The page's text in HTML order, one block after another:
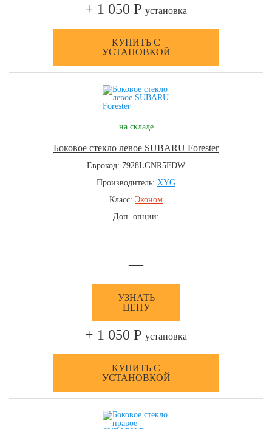
+ 1 050 Р установка
КУПИТЬ С
УСТАНОВКОЙ
на складе
Боковое стекло левое SUBARU Forester
Еврокод: 7928LGNR5FDW
Производитель: XYG
Класс: Эконом
Доп. опции:
—
УЗНАТЬ
ЦЕНУ
+ 1 050 Р установка
КУПИТЬ С
УСТАНОВКОЙ